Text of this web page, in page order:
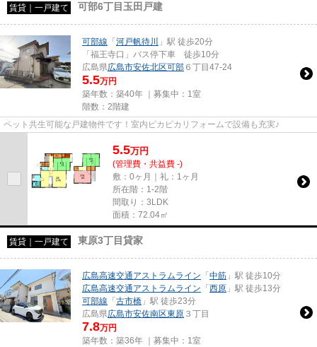
賃貸｜一戸建て 可部6丁目玉田戸建
可部線 「 河戸帆待川
」駅 徒歩20分
「福王寺口」バス停下車 徒歩10分
広島県広島市安佐北区可部 ６丁目47-24
5.5万円
築年数：築40年 ｜募集中： 1室
階数：2階建
ペット共生可能な戸建物件です！室内ピカピカリフォームで設備も充実♪
5.5万円
(管理費・共益費 -)
敷：0ヶ月｜礼：1ヶ月
所在階：1-2階
間取り：3LDK
面積：72.04㎡
賃貸｜一戸建て 東原3丁目貸家
広島高速交通アストラムライン 「 中筋 」駅 徒歩10分
広島高速交通アストラムライン 「 西原 」駅 徒歩13分
可部線 「 古市橋 」駅 徒歩23分
広島県広島市安佐南区東原 ３丁目
7.8万円
築年数：築36年 ｜募集中： 1室